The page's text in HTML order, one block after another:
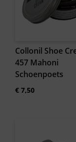
Collonil Shoe
457 Mahoni
Schoenpoets
€ 7,50